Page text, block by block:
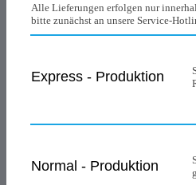
Alle Lieferungen erfolgen nur
bitte zunächst an unsere Service-
Express - Produktion
Normal - Produktion